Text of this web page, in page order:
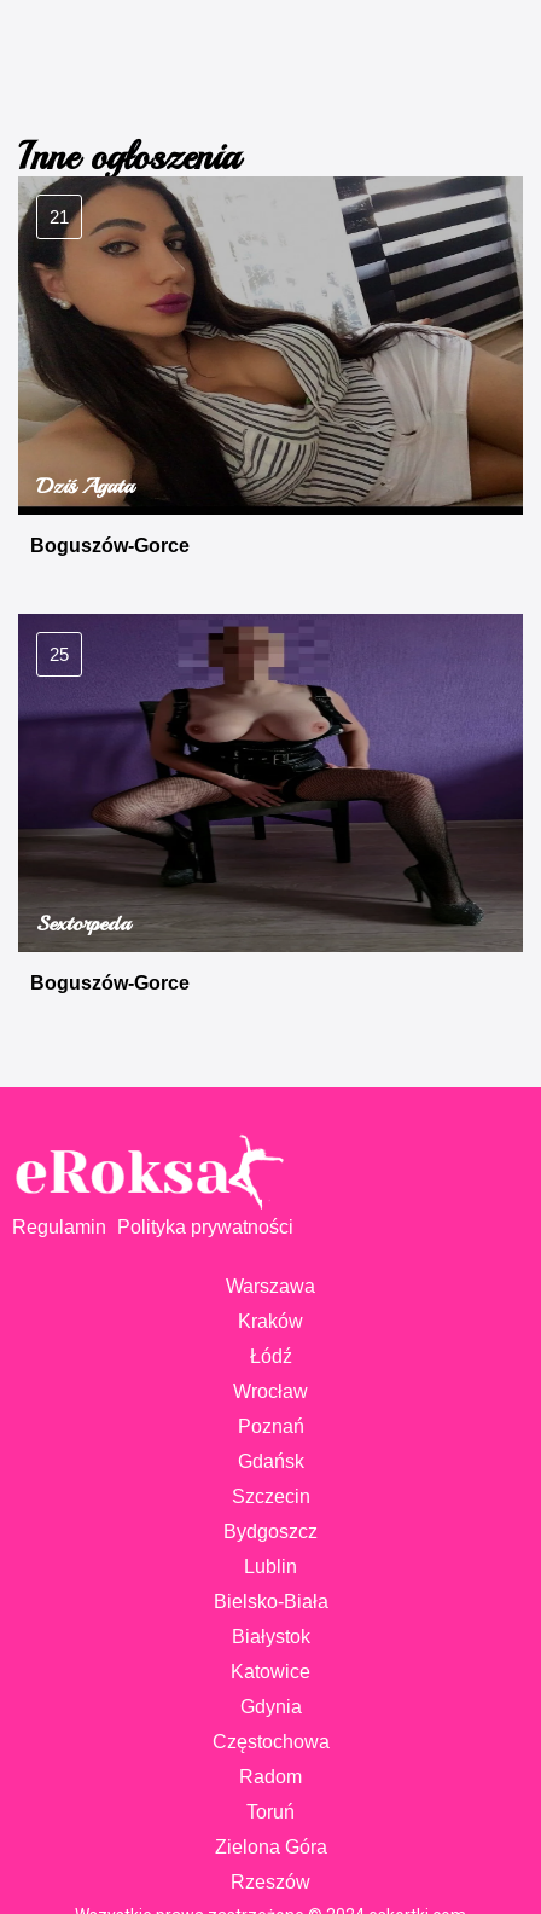
Inne ogłoszenia
21
Dziś Agata
Boguszów-Gorce
25
Sextorpeda
Boguszów-Gorce
Regulamin Polityka prywatności
Warszawa
Kraków
Łódź
Wrocław
Poznań
Gdańsk
Szczecin
Bydgoszcz
Lublin
Bielsko-Biała
Białystok
Katowice
Gdynia
Częstochowa
Radom
Toruń
Zielona Góra
Rzeszów